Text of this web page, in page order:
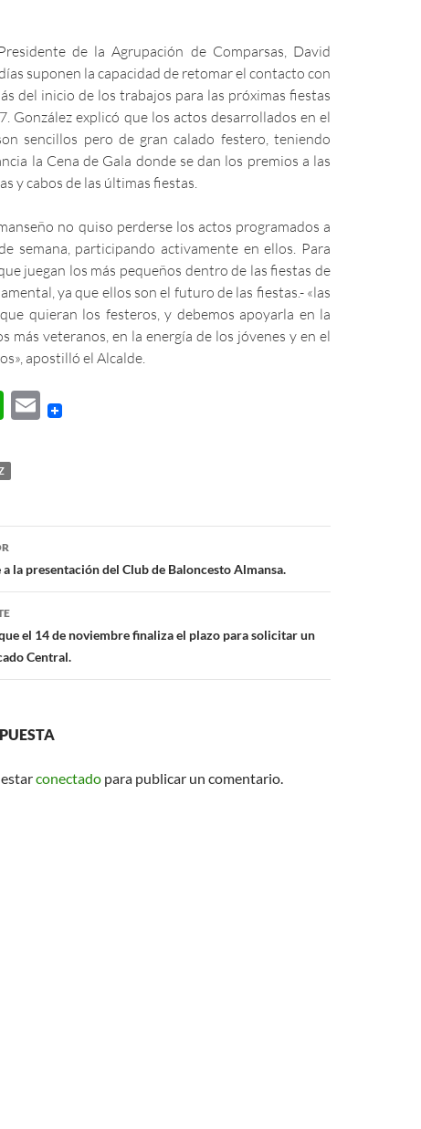
de la Agrupación de Comparsas, David
suponen la capacidad de retomar el contacto con
del inicio de los trabajos para las próximas fiestas
González explicó que los actos desarrollados en el
sencillos pero de gran calado festero, teniendo
la Cena de Gala donde se dan los premios a las
y cabos de las últimas fiestas.
no quiso perderse los actos programados a
semana, participando activamente en ellos. Para
juegan los más pequeños dentro de las fiestas de
ya que ellos son el futuro de las fiestas.- «las
quieran los festeros, y debemos apoyarla en la
más veteranos, en la energía de los jóvenes y en el
apostilló el Alcalde.
W
at
s
A
p
p
E
a la presentación del Club de Baloncesto Almansa.
el 14 de noviembre finaliza el plazo para solicitar un
Central.
conectado para publicar un comentario.